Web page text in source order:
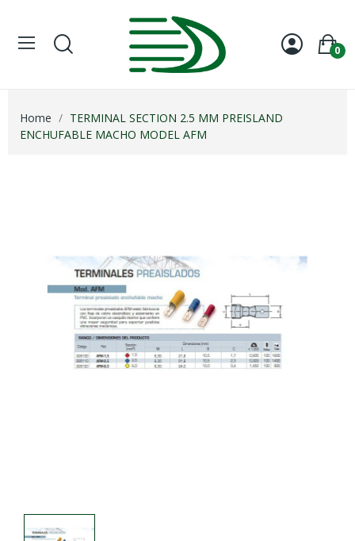
0
Home
TERMINAL SECTION 2.5 MM PREISLAND
ENCHUFABLE MACHO MODEL AFM